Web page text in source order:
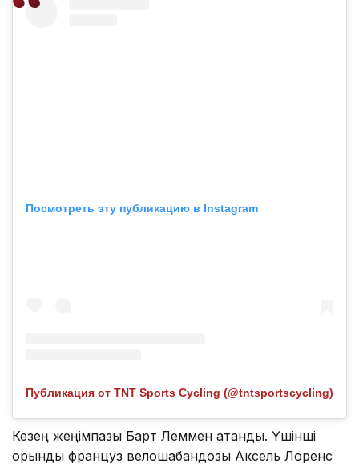
Посмотреть эту публикацию в Instagram
Публикация от TNT Sports Cycling (@tntsportscycling)
Кезең жеңімпазы Барт Леммен атанды. Үшінші
орынды француз велошабандозы Аксель Лоренс